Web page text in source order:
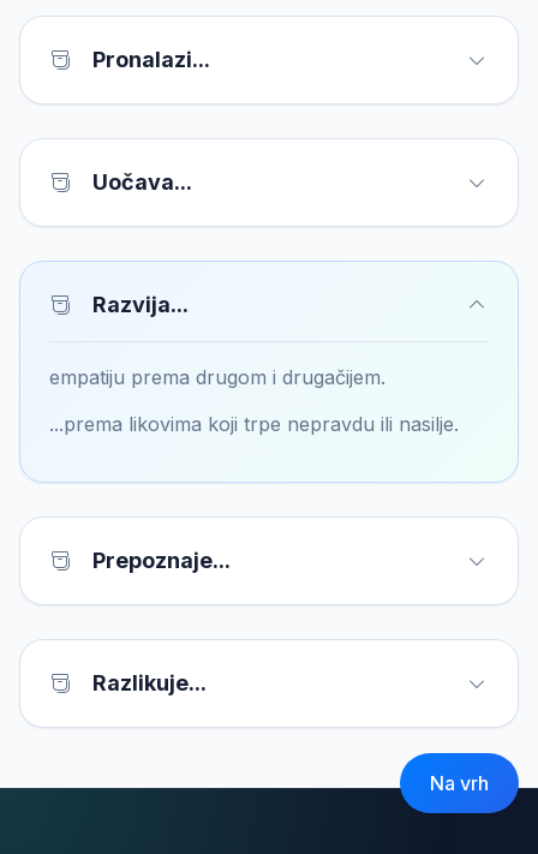
Pronalazi...
Uočava...
Razvija...
empatiju prema drugom i drugačijem.
...prema likovima koji trpe nepravdu ili nasilje.
Prepoznaje...
Razlikuje...
Na vrh